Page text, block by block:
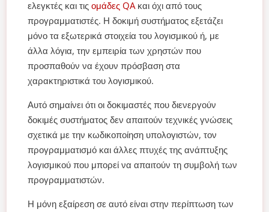
ελεγκτές και τιςομάδες QAκαι όχι από τους
προγραμματιστές. Η δοκιμή συστήματος εξετάζει
μόνο τα εξωτερικά στοιχεία του λογισμικού ή, με
άλλα λόγια, την εμπειρία των χρηστών που
προσπαθούν να έχουν πρόσβαση στα
χαρακτηριστικά του λογισμικού.
Αυτό σημαίνει ότι οι δοκιμαστές που διενεργούν
δοκιμές συστήματος δεν απαιτούν τεχνικές γνώσεις
σχετικά με την κωδικοποίηση υπολογιστών, τον
προγραμματισμό και άλλες πτυχές της ανάπτυξης
λογισμικού που μπορεί να απαιτούν τη συμβολή των
προγραμματιστών.
Η μόνη εξαίρεση σε αυτό είναι στην περίπτωση των